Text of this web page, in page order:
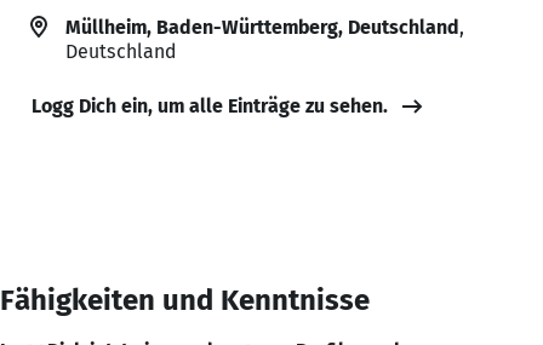
Müllheim, Baden-Württemberg, Deutschland,
Deutschland
Logg Dich ein, um alle Einträge zu sehen.
Fähigkeiten und Kenntnisse